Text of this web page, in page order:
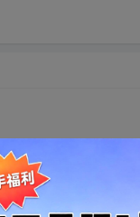
是历史遗留问题？